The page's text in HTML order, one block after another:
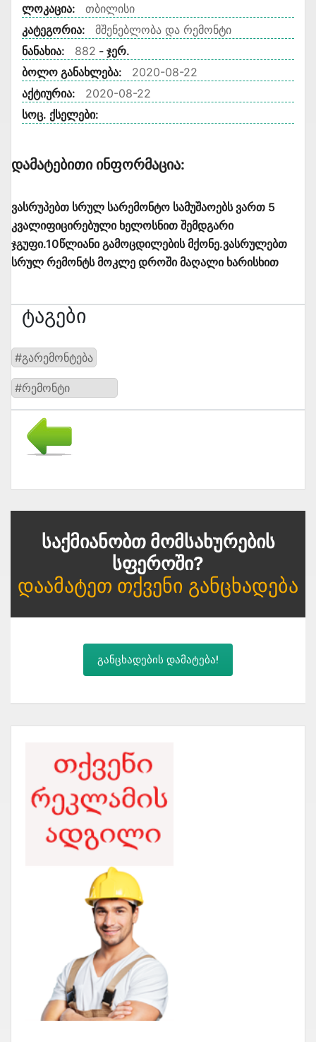
ლოკაცია:
თბილისი
კატეგორია:
მშენებლობა და რემონტი
ნანახია:
882 - ჯერ.
ბოლო განახლება:
2020-08-22
აქტიურია:
2020-08-22
სოც. ქსელები:
Დამატებითი Ინფორმაცია:
ვასრუპებთ სრულ სარემონტო სამუშაოებს ვართ 5
კვალიფიცირებული ხელოსნით შემდგარი
ჯგუფი.10წლიანი გამოცდილების მქონე.ვასრულებთ
სრულ რემონტს მოკლე დროში მაღალი ხარისხით
Ტაგები
#გარემონტება
#რემონტი
Საქმიანობთ Მომსახურების
Სფეროში?
Დაამატეთ Თქვენი Განცხადება
განცხადების დამატება!